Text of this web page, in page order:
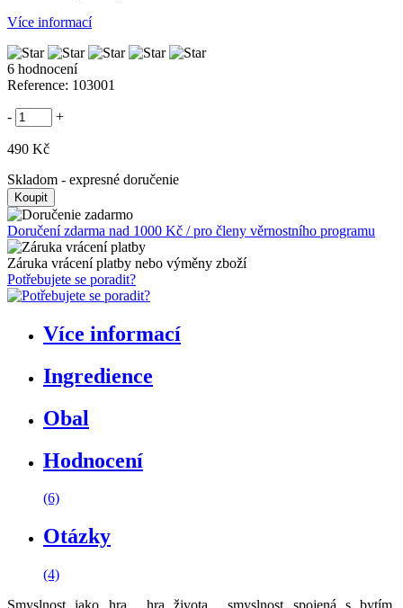
Více informací
6 hodnocení
Reference: 103001
- +
490 Kč
Skladom - expresné doručenie
Doručení zdarma nad 1000 Kč / pro členy věrnostního programu
Záruka vrácení platby nebo výměny zboží
Potřebujete se poradit?
Více informací
Ingredience
Obal
Hodnocení
(6)
Otázky
(4)